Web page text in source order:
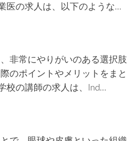
医の求人は、以下のような…
非常にやりがいのある選択肢
のポイントやメリットをまと
校の講師の求人は、Ind…